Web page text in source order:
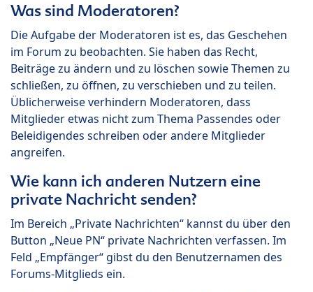
Was sind Moderatoren?
Die Aufgabe der Moderatoren ist es, das Geschehen
im Forum zu beobachten. Sie haben das Recht,
Beiträge zu ändern und zu löschen sowie Themen zu
schließen, zu öffnen, zu verschieben und zu teilen.
Üblicherweise verhindern Moderatoren, dass
Mitglieder etwas nicht zum Thema Passendes oder
Beleidigendes schreiben oder andere Mitglieder
angreifen.
Wie kann ich anderen Nutzern eine
private Nachricht senden?
Im Bereich „Private Nachrichten“ kannst du über den
Button „Neue PN“ private Nachrichten verfassen. Im
Feld „Empfänger“ gibst du den Benutzernamen des
Forums-Mitglieds ein.